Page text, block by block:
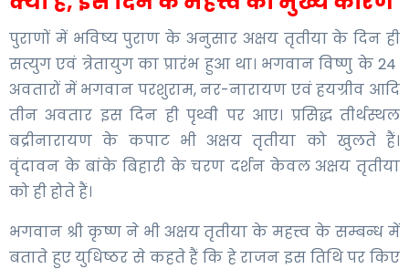
पुराणों में भविष्य पुराण के अनुसार अक्षय तृतीया के दिन ही
सत्युग एवं त्रेतायुग का प्रारंभ हुआ था। भगवान विष्णु के 24
अवतारों में भगवान परशुराम, नर-नारायण एवं हयग्रीव आदि
तीन अवतार इस दिन ही पृथ्वी पर आए। प्रसिद्ध तीर्थस्थल
बद्रीनारायण के कपाट भी अक्षय तृतीया को खुलते हैं।
वृंदावन के बांके बिहारी के चरण दर्शन केवल अक्षय तृतीया
को ही होते हैं।
भगवान श्री कृष्ण ने भी अक्षय तृतीया के महत्त्व के सम्बन्ध में
बताते हुए युधिष्ठर से कहते हैं कि हे राजन इस तिथि पर किए